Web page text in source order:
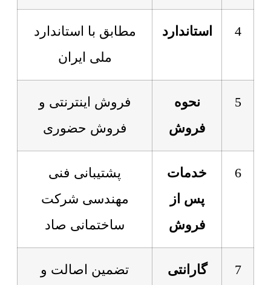
4 استاندارد
مطابق با استاندارد
ملی ایران
5
نحوه
فروش
فروش اینترنتی و
فروش حضوری
6
خدمات
پس از
فروش
پشتیبانی فنی
مهندسی شرکت
ساختمانی صاد
7 گارانتی
تضمین اصالت و